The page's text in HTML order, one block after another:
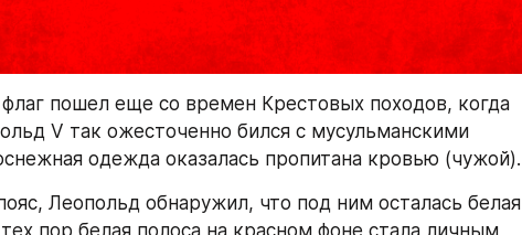
пошел еще со времен Крестовых походов, когда
V так ожесточенно бился с мусульманскими
одежда оказалась пропитана кровью (чужой).
Леопольд обнаружил, что под ним осталась белая